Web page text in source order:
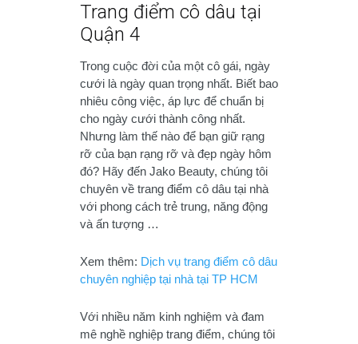
Trang điểm cô dâu tại
Quận 4
Trong cuộc đời của một cô gái, ngày
cưới là ngày quan trọng nhất. Biết bao
nhiêu công việc, áp lực để chuẩn bị
cho ngày cưới thành công nhất.
Nhưng làm thế nào để bạn giữ rạng
rỡ của bạn rạng rỡ và đẹp ngày hôm
đó? Hãy đến Jako Beauty, chúng tôi
chuyên về trang điểm cô dâu tại nhà
với phong cách trẻ trung, năng động
và ấn tượng …
Xem thêm: Dịch vụ trang điểm cô dâu
chuyên nghiệp tại nhà tại TP HCM
Với nhiều năm kinh nghiệm và đam
mê nghề nghiệp trang điểm, chúng tôi